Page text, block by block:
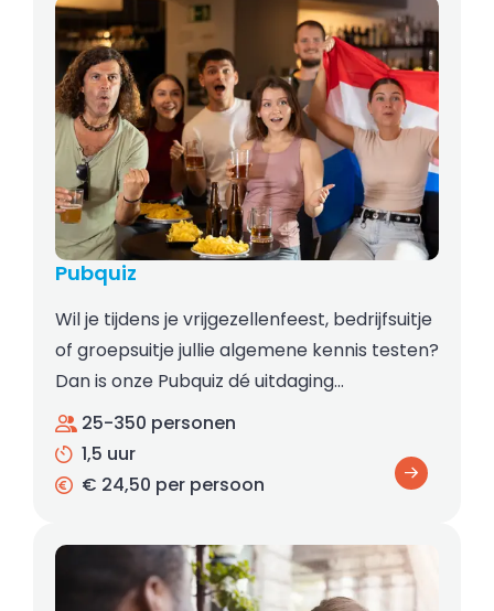
Pubquiz
Wil je tijdens je vrijgezellenfeest, bedrijfsuitje
of groepsuitje jullie algemene kennis testen?
Dan is onze Pubquiz dé uitdaging…
25-350 personen
1,5 uur
€ 24,50 per persoon